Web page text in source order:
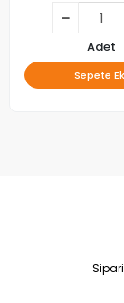
7032LED-
500SMB-
Adet
Sepete